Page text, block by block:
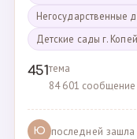
Негосударственные
Детские сады г.
451тема
84 601 сообщение
Ю последней зашла